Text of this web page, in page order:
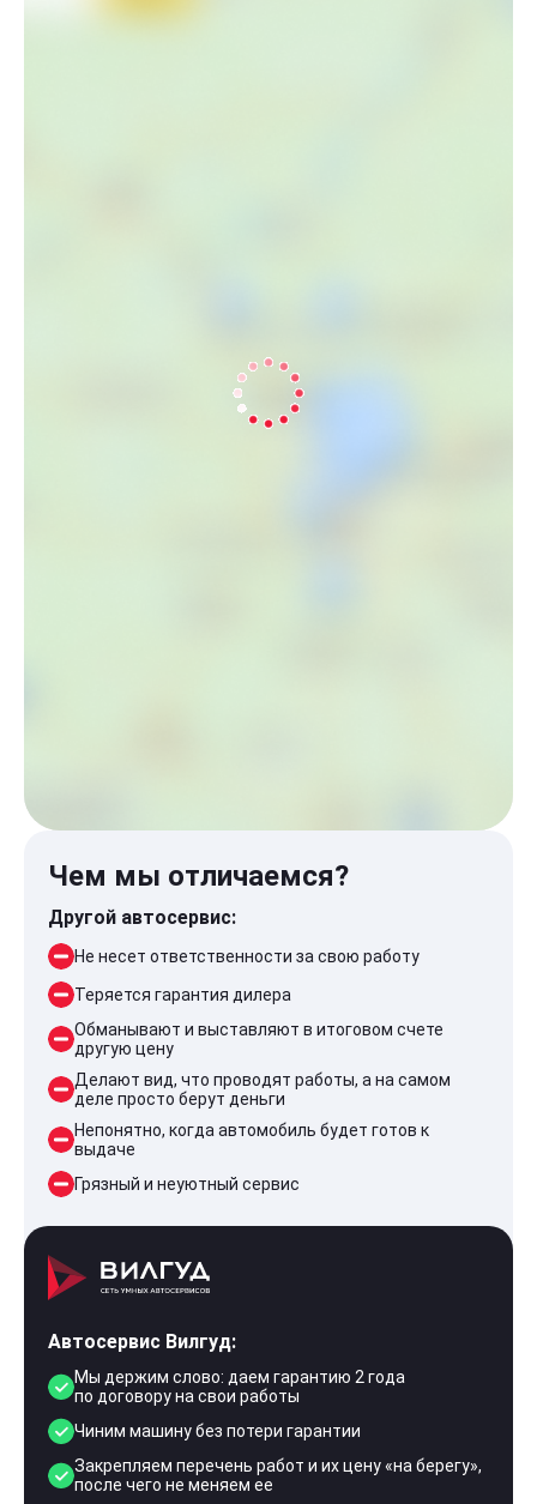
Чем мы отличаемся?
Другой автосервис:
Не несет ответственности за свою работу
Теряется гарантия дилера
Обманывают и выставляют в итоговом счете
другую цену
Делают вид, что проводят работы, а на самом
деле просто берут деньги
Непонятно, когда автомобиль будет готов к
выдаче
Грязный и неуютный сервис
Автосервис Вилгуд:
Мы держим слово: даем гарантию 2 года
по договору на свои работы
Чиним машину без потери гарантии
Закрепляем перечень работ и их цену «на берегу»,
после чего не меняем ее